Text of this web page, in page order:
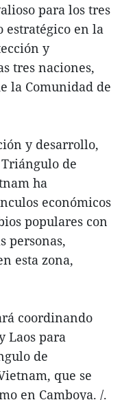
para los tres
estratégico en la
y
tres naciones,
la Comunidad de
y desarrollo,
de
ha
económicos
populares con
personas,
esta zona,
coordinando
Laos para
de
que se
en Camboya. /.